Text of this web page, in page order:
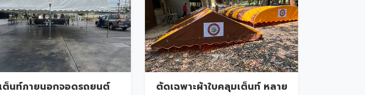
เต็นท์ภายนอกจอดรถยนต์ ตัดเฉพาะผ้าใบคลุมเต็นท์ หลาย